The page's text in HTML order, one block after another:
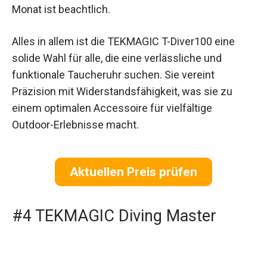
Monat ist beachtlich.
Alles in allem ist die TEKMAGIC T-Diver100 eine
solide Wahl für alle, die eine verlässliche und
funktionale Taucheruhr suchen. Sie vereint
Präzision mit Widerstandsfähigkeit, was sie zu
einem optimalen Accessoire für vielfältige
Outdoor-Erlebnisse macht.
Aktuellen Preis prüfen
#4 TEKMAGIC Diving Master